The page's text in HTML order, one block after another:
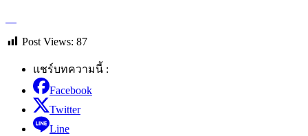
Post Views: 87
แชร์บทความนี้ :
Facebook
Twitter
Line